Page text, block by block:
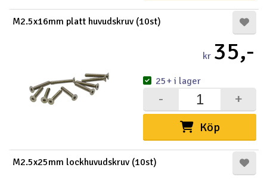
M2.5x16mm platt huvudskruv (10st)
kr 35,-
Köp
+
-
25+ i lager
M2.5x25mm lockhuvudskruv (10st)